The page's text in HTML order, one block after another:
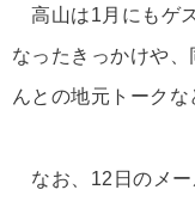
高山は1月にもゲ
なったきっかけや
んとの地元トークな
なお、12日のメー